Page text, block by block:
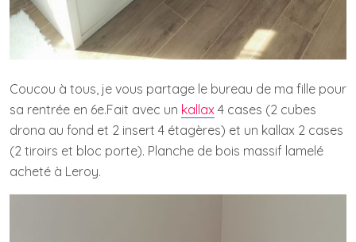
Coucou à tous, je vous partage le bureau de ma fille pour
sa rentrée en 6e.Fait avec un kallax 4 cases (2 cubes
drona au fond et 2 insert 4 étagères) et un kallax 2 cases
(2 tiroirs et bloc porte). Planche de bois massif lamelé
acheté à Leroy.